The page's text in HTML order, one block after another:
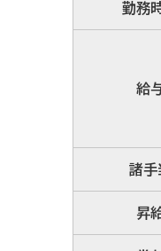
勤務
給
諸手
昇